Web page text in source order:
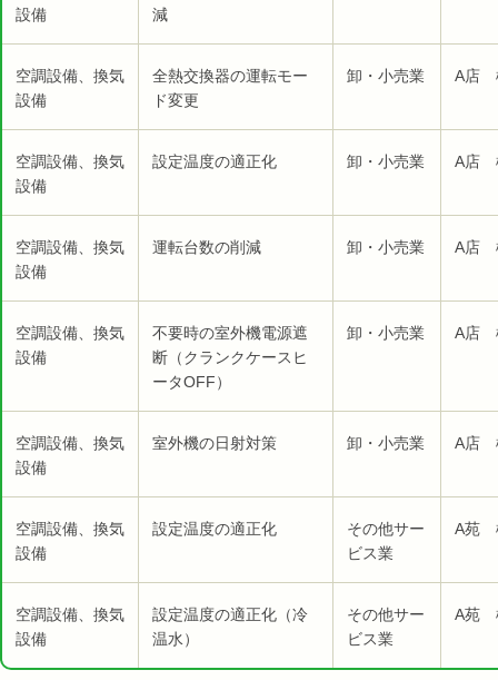
設備
減
空調設備、換気
設備
全熱交換器の運転モー
ド変更
卸・小売業 A店
空調設備、換気
設備
設定温度の適正化 卸・小売業 A店
空調設備、換気
設備
運転台数の削減 卸・小売業 A店
空調設備、換気
設備
不要時の室外機電源遮
断（クランクケースヒ
ータOFF）
卸・小売業 A店
空調設備、換気
設備
室外機の日射対策 卸・小売業 A店
空調設備、換気
設備
設定温度の適正化
その他サー
ビス業
A苑
空調設備、換気
設備
設定温度の適正化（冷
温水）
その他サー
ビス業
A苑